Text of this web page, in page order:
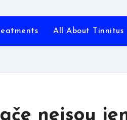
All About Tinnitus
nejsou